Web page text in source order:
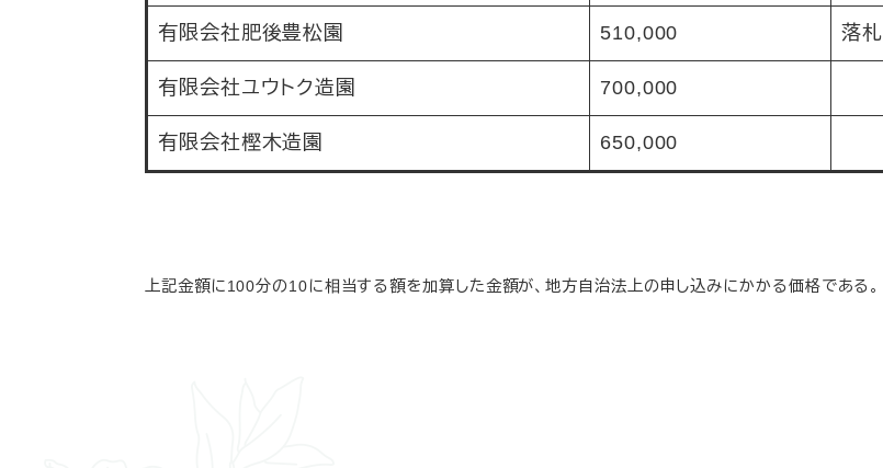
有限会社肥後豊松園 510,000 落札
有限会社ユウトク造園 700,000
有限会社樫木造園 650,000
上記金額に100分の10に相当する額を加算した金額が、地方自治法上の申し込みにかかる価格である。